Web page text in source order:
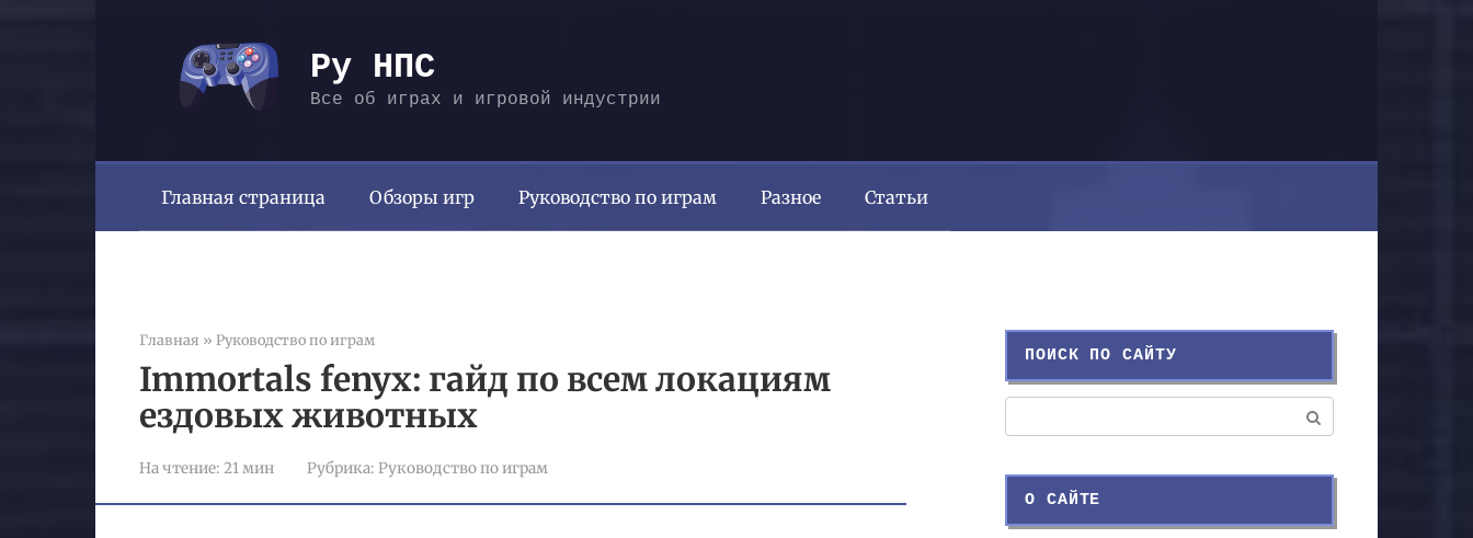
Ру НПС
Все об играх и игровой индустрии
Главная страница Обзоры игр Руководство по играм Разное Статьи
Главная » Руководство по играм
Immortals fenyx: гайд по всем локациям
ездовых животных
На чтение: 21 мин Рубрика: Руководство по играм
ПОИСК ПО САЙТУ
О САЙТЕ